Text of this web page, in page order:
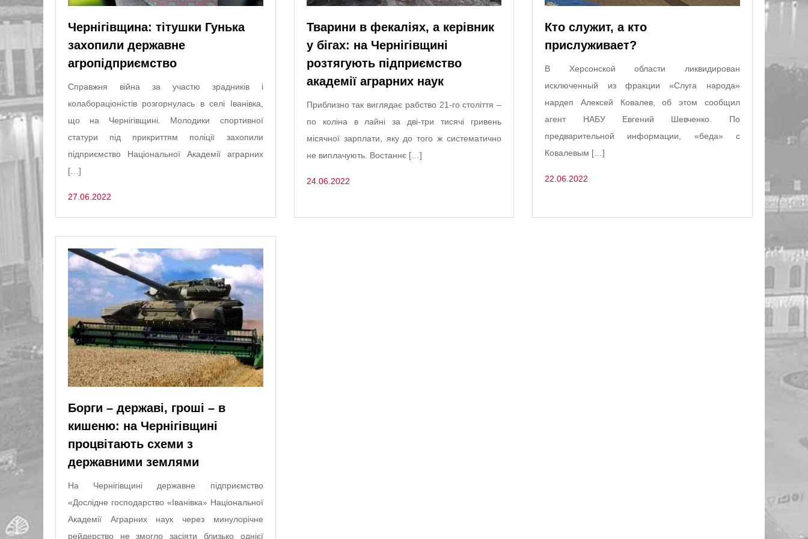
Чернігівщина: тітушки Гунька
захопили державне
агропідприємство
Справжня війна за участю зрадників і
колабораціоністів розгорнулась в селі Іванівка,
що на Чернігівщині. Молодики спортивної
статури під прикриттям поліції захопили
підприємство Національної Академії аграрних
[…]
27.06.2022
Тварини в фекаліях, а керівник
у бігах: на Чернігівщині
розтягують підприємство
академії аграрних наук
Приблизно так виглядає рабство 21-го століття –
по коліна в лайні за дві-три тисячі гривень
місячної зарплати, яку до того ж систематично
не виплачують. Востаннє […]
24.06.2022
Кто служит, а кто
прислуживает?
В Херсонской области ликвидирован
исключенный из фракции «Слуга народа»
нардеп Алексей Ковалев, об этом сообщил
агент НАБУ Евгений Шевченко. По
предварительной информации, «беда» с
Ковалевым […]
22.06.2022
Борги – державі, гроші – в
кишеню: на Чернігівщині
процвітають схеми з
державними землями
На Чернігівщині державне підприємство
«Дослідне господарство «Іванівка» Національної
Академії Аграрних наук через минулорічне
рейдерство не змогло засіяти близько однієї